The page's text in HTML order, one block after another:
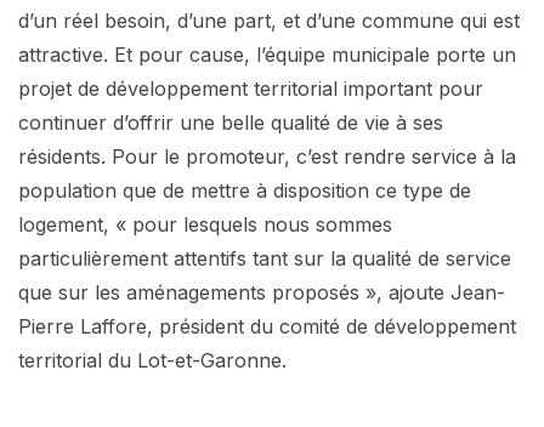
d’un réel besoin, d’une part, et d’une commune qui est
attractive. Et pour cause, l’équipe municipale porte un
projet de développement territorial important pour
continuer d’offrir une belle qualité de vie à ses
résidents. Pour le promoteur, c’est rendre service à la
population que de mettre à disposition ce type de
logement, « pour lesquels nous sommes
particulièrement attentifs tant sur la qualité de service
que sur les aménagements proposés », ajoute Jean-
Pierre Laffore, président du comité de développement
territorial du Lot-et-Garonne.